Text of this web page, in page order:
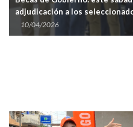
a los seleccionados
10/04/2026